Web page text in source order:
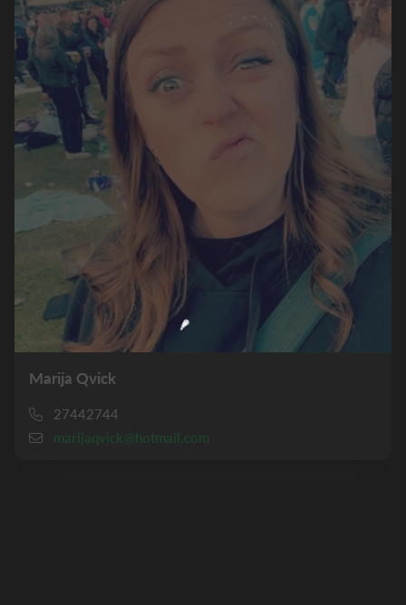
Marija Qvick
27442744
marijaqvick@hotmail.com